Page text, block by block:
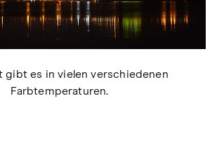
gibt es in vielen verschiedenen
Farbtemperaturen.